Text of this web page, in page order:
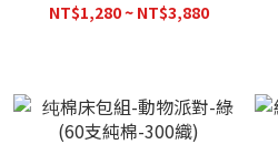
NT$1,280 ~ NT$3,880